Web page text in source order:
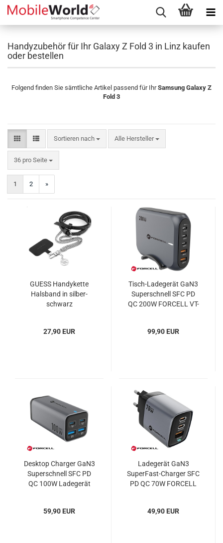
Handyzubehör für Ihr Galaxy Z Fold 3 in Linz kaufen
oder bestellen
Folgend finden Sie sämtliche Artikel passend für IhrSamsung Galaxy Z
Fold 3
Sortieren nach
Sortieren nach Alle Hersteller
36 pro Seite
pro Seite
1 2 »
GUESS Handykette
Halsband in silber-
schwarz
27,90 EUR
Tisch-Ladegerät GaN3
Superschnell SFC PD
QC 200W FORCELL VT-
99,90 EUR
Desktop Charger GaN3
Superschnell SFC PD
QC 100W Ladegerät
59,90 EUR
Ladegerät GaN3
SuperFast-Charger SFC
PD QC 70W FORCELL
49,90 EUR